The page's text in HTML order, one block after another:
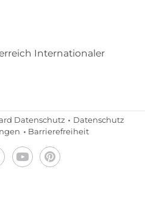
Internationaler
Datenschutz
Datenschutz
Barrierefreiheit